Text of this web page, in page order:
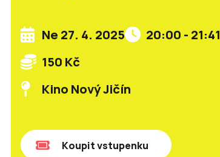
Ne 27. 4. 2025
20:00 - 21:41
150 Kč
Kino Nový Jičín
Koupit vstupenku